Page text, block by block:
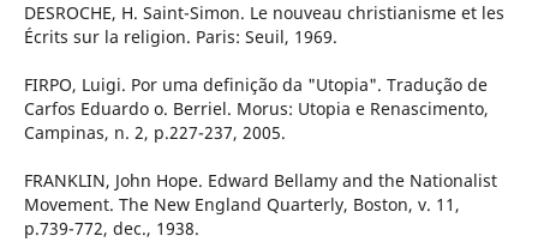
DESROCHE, H. Saint-Simon. Le nouveau christianisme et les
Écrits sur la religion. Paris: Seuil, 1969.
FIRPO, Luigi. Por uma definição da "Utopia". Tradução de
Carfos Eduardo o. Berriel. Morus: Utopia e Renascimento,
Campinas, n. 2, p.227-237, 2005.
FRANKLIN, John Hope. Edward Bellamy and the Nationalist
Movement. The New England Quarterly, Boston, v. 11,
p.739-772, dec., 1938.